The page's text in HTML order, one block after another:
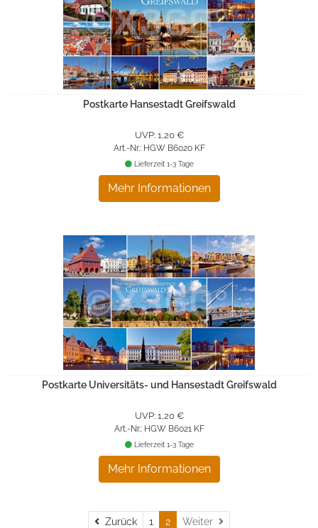
Postkarte Hansestadt Greifswald
UVP: 1,20 €
Art.-Nr.: HGW B6020 KF
Mehr Informationen
Lieferzeit 1-3 Tage
Postkarte Universitäts- und Hansestadt Greifswald
UVP: 1,20 €
Art.-Nr.: HGW B6021 KF
Mehr Informationen
Lieferzeit 1-3 Tage
ZurückZurück
1 2 Weiter